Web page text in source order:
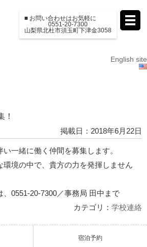
■ お問い合わせはお気軽に
0551-20-7300
山梨県北杜市須玉町下津金3058
English site
！
掲載日：2018年6月22日
一緒に働く仲間を募集します。
環境の中で、貴方の力を発揮しません
、0551-20-7300／事務局 田中まで
カテゴリ： 学校連絡
宿泊予約